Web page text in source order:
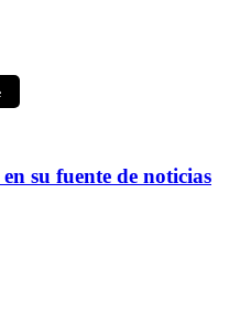
en su fuente de noticias